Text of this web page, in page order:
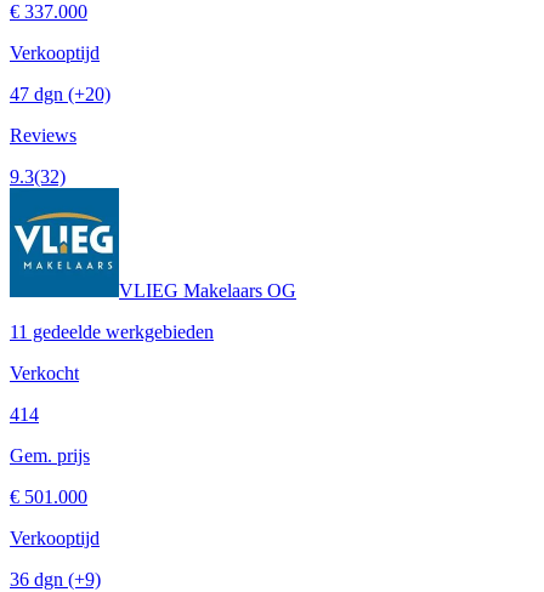
€ 337.000
Verkooptijd
47 dgn (+20)
Reviews
9.3(32)
VLIEG Makelaars OG
11 gedeelde werkgebieden
Verkocht
414
Gem. prijs
€ 501.000
Verkooptijd
36 dgn (+9)